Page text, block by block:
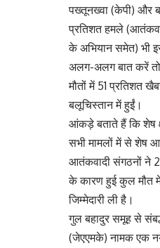
पख्तूनख्वा (केपी) और
प्रतिशत हमले
के अभियान समेत) भी
अलग-अलग बात करें तो
मौतों में 51 प्रतिशत
बलूचिस्तान में हुईं।
आंकड़े बताते हैं कि शेष
सभी मामलों में से शेष
आतंकवादी संगठनों ने
के कारण हुई कुल मौत
जिम्मेदारी ली है।
गुल बहादुर समूह से
(जेएएमके) नामक एक